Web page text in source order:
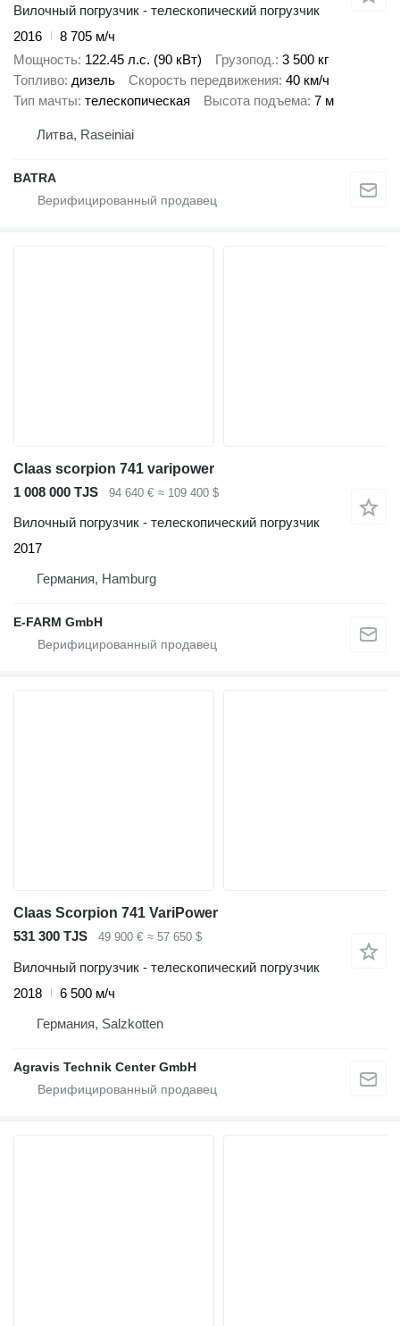
Вилочный погрузчик - телескопический погрузчик
2016
8 705 м/ч
Мощность 122.45 л.с. (90 кВт) Грузопод. 3 500 кг
Топливо дизель Скорость передвижения 40 км/ч
Тип мачты телескопическая Высота подъема 7 м
Литва, Raseiniai
BATRA
Claas scorpion 741 varipower
1 008 000 TJS
94 640 € ≈ 109 400 $
Вилочный погрузчик - телескопический погрузчик
2017
Германия, Hamburg
E-FARM GmbH
Claas Scorpion 741 VariPower
531 300 TJS
49 900 € ≈ 57 650 $
Вилочный погрузчик - телескопический погрузчик
2018
6 500 м/ч
Германия, Salzkotten
Agravis Technik Center GmbH